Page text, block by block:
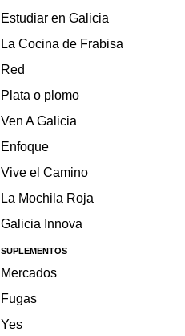
Estudiar en Galicia
La Cocina de Frabisa
Red
Plata o plomo
Ven A Galicia
Enfoque
Vive el Camino
La Mochila Roja
Galicia Innova
SUPLEMENTOS
Mercados
Fugas
Yes